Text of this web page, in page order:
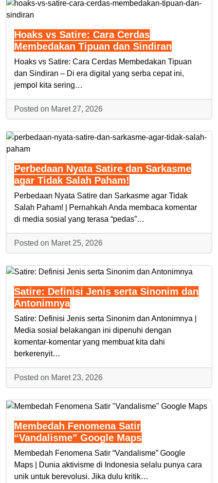
Hoaks vs Satire: Cara Cerdas
Membedakan Tipuan dan Sindiran
Hoaks vs Satire: Cara Cerdas Membedakan Tipuan
dan Sindiran – Di era digital yang serba cepat ini,
jempol kita sering…
Posted on Maret 27, 2026
Perbedaan Nyata Satire dan Sarkasme
agar Tidak Salah Paham!
Perbedaan Nyata Satire dan Sarkasme agar Tidak
Salah Paham! | Pernahkah Anda membaca komentar
di media sosial yang terasa “pedas”…
Posted on Maret 25, 2026
Satire: Definisi Jenis serta Sinonim dan
Antonimnya
Satire: Definisi Jenis serta Sinonim dan Antonimnya |
Media sosial belakangan ini dipenuhi dengan
komentar-komentar yang membuat kita dahi
berkerenyit…
Posted on Maret 23, 2026
Membedah Fenomena Satir
“Vandalisme” Google Maps
Membedah Fenomena Satir “Vandalisme” Google
Maps | Dunia aktivisme di Indonesia selalu punya cara
unik untuk berevolusi. Jika dulu kritik…